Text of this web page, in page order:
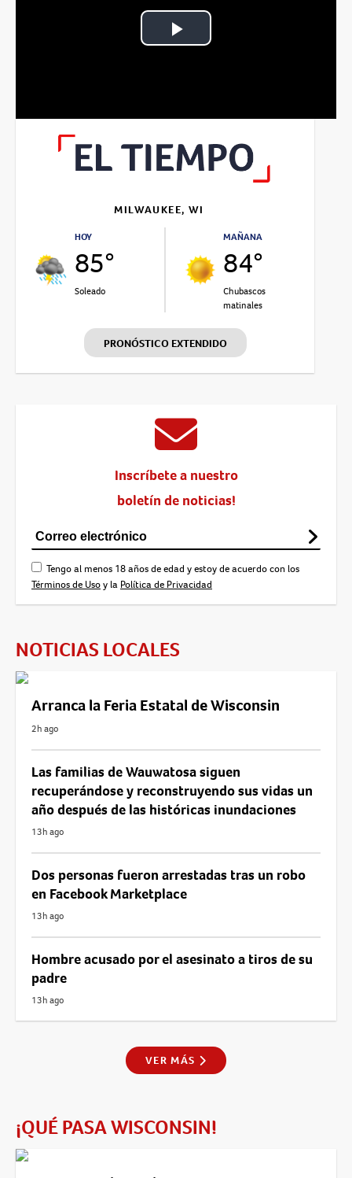
Play
MILWAUKEE, WI
HOY
85°
Soleado
MAÑANA
84°
Chubascos
matinales
PRONÓSTICO EXTENDIDO
Inscríbete a nuestro
boletín de noticias!
Tengo al menos 18 años de edad y estoy de acuerdo con los
Términos de Usoy la Política de Privacidad
NOTICIAS LOCALES
Arranca la Feria Estatal de Wisconsin
2h ago
Las familias de Wauwatosa siguen
recuperándose y reconstruyendo sus vidas un
año después de las históricas inundaciones
13h ago
Dos personas fueron arrestadas tras un robo
en Facebook Marketplace
13h ago
Hombre acusado por el asesinato a tiros de su
padre
13h ago
VER MÁS
¡QUÉ PASA WISCONSIN!